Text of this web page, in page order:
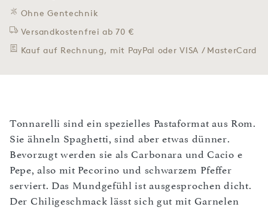
Ohne Gentechnik
Versandkostenfrei ab 70 €
Kauf auf Rechnung, mit PayPal oder VISA / MasterCard
Tonnarelli sind ein spezielles Pastaformat aus Rom.
Sie ähneln Spaghetti, sind aber etwas dünner.
Bevorzugt werden sie als Carbonara und Cacio e
Pepe, also mit Pecorino und schwarzem Pfeffer
serviert. Das Mundgefühl ist ausgesprochen dicht.
Der Chiligeschmack lässt sich gut mit Garnelen